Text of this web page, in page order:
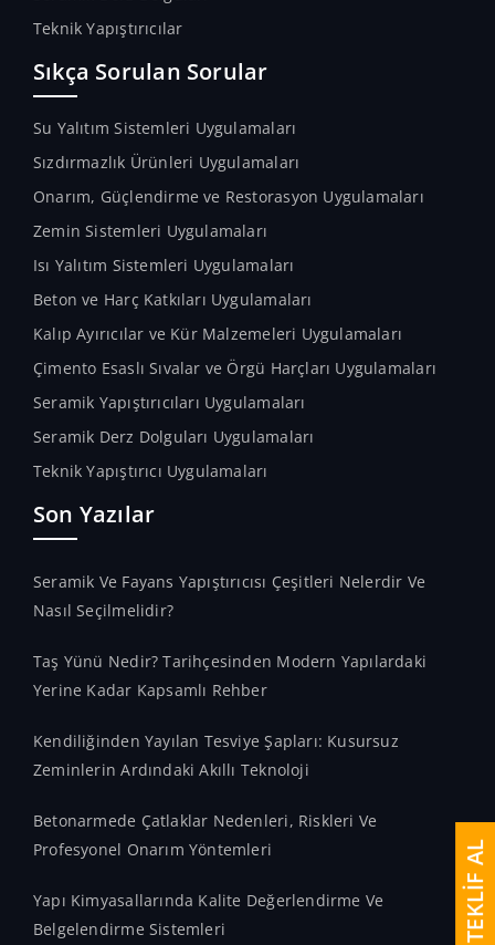
Teknik Yapıştırıcılar
Sıkça Sorulan Sorular
Su Yalıtım Sistemleri Uygulamaları
Sızdırmazlık Ürünleri Uygulamaları
Onarım, Güçlendirme ve Restorasyon Uygulamaları
Zemin Sistemleri Uygulamaları
Isı Yalıtım Sistemleri Uygulamaları
Beton ve Harç Katkıları Uygulamaları
Kalıp Ayırıcılar ve Kür Malzemeleri Uygulamaları
Çimento Esaslı Sıvalar ve Örgü Harçları Uygulamaları
Seramik Yapıştırıcıları Uygulamaları
Seramik Derz Dolguları Uygulamaları
Teknik Yapıştırıcı Uygulamaları
Son Yazılar
Seramik Ve Fayans Yapıştırıcısı Çeşitleri Nelerdir Ve
Nasıl Seçilmelidir?
Taş Yünü Nedir? Tarihçesinden Modern Yapılardaki
Yerine Kadar Kapsamlı Rehber
Kendiliğinden Yayılan Tesviye Şapları: Kusursuz
Zeminlerin Ardındaki Akıllı Teknoloji
Betonarmede Çatlaklar Nedenleri, Riskleri Ve
Profesyonel Onarım Yöntemleri
Yapı Kimyasallarında Kalite Değerlendirme Ve
Belgelendirme Sistemleri
TEKLİF AL